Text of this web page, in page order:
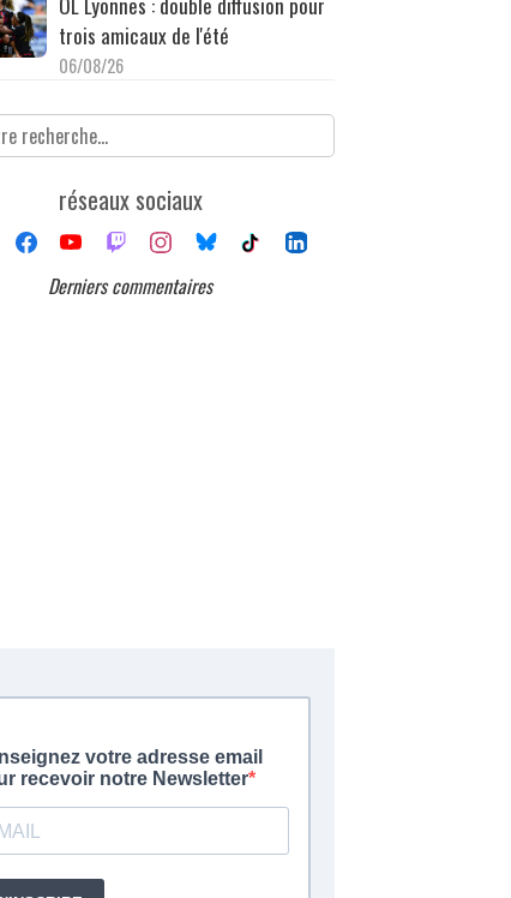
trois amicaux de l'été
06/08/26
réseaux sociaux
Derniers commentaires